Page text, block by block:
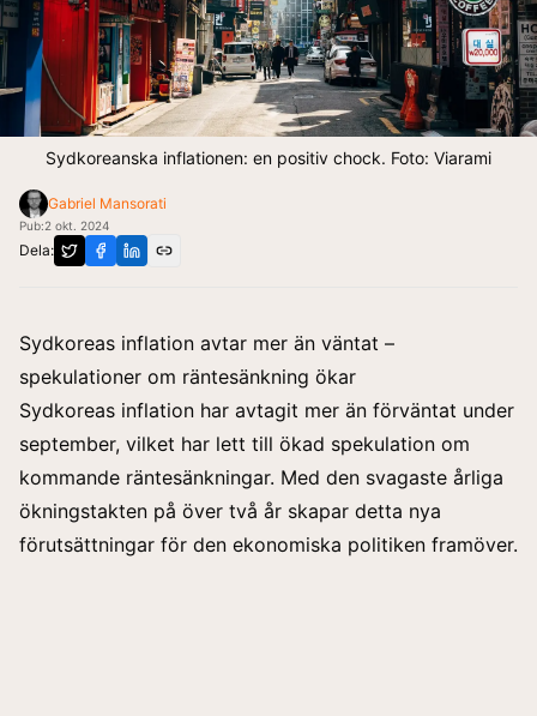
Sydkoreanska inflationen: en positiv chock. Foto: Viarami
Gabriel Mansorati
Pub:2 okt. 2024
Dela:
Sydkoreas inflation avtar mer än väntat –
spekulationer om räntesänkning ökar
Sydkoreas inflation har avtagit mer än förväntat under
september, vilket har lett till ökad spekulation om
kommande räntesänkningar. Med den svagaste årliga
ökningstakten på över två år skapar detta nya
förutsättningar för den ekonomiska politiken framöver.